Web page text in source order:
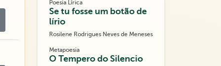
Poesia Lírica
Se tu fosse um botão de
lírio
Rosilene Rodrigues Neves de Meneses
Metapoesia
O Tempero do Silencio